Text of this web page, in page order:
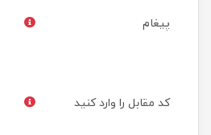
پیغام
کد مقابل را وارد کنید